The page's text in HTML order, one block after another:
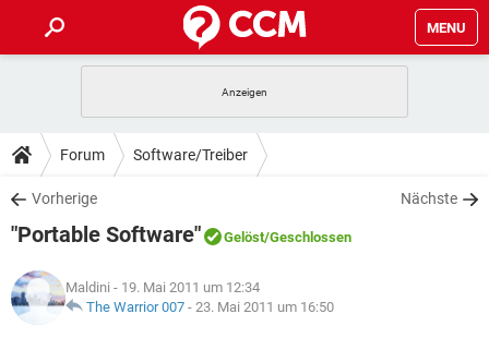
MENU
ANDROID IOS
WINDOWS 10
WHATSAPP TIKTOK
FACEBOOK
TIPPS & TRICKS
SPIELE
WHATSAPP
FACEBOOK
DOWNLOADS
SPIELE STREAMING
ANDROID
WINDOWS 10 INSTAGRAM
SPIELE
ANDROID
LEXIKON
Forum Software/Treiber
Vorherige Nächste
"Portable Software" Gelöst/Geschlossen
Maldini - 19. Mai 2011 um 12:34
The Warrior 007 - 23. Mai 2011 um 16:50